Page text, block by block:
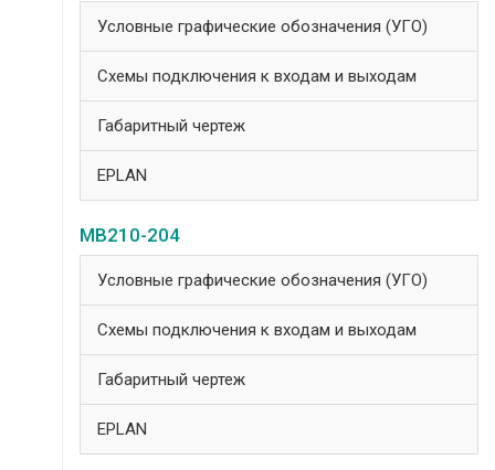
Условные графические обозначения (УГО)
Схемы подключения к входам и выходам
Габаритный чертеж
EPLAN
МВ210-204
Условные графические обозначения (УГО)
Схемы подключения к входам и выходам
Габаритный чертеж
EPLAN